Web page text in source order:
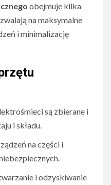
obejmuje kilka
na maksymalne
i minimalizację
są zbierane i
i składu.
na części i
i odzyskiwanie